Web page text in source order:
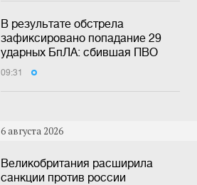
В результате обстрела
зафиксировано попадание 29
ударных БпЛА: сбившая ПВО
09:31
6 августа 2026
Великобритания расширила
санкции против россии